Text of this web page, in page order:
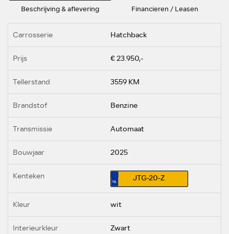
Beschrijving & aflevering
Financieren / Leasen
Carrosserie Hatchback
Prijs € 23.950,-
Tellerstand 3559 KM
Brandstof Benzine
Transmissie Automaat
Bouwjaar 2025
Kenteken JTG-20-Z
Kleur wit
Interieurkleur Zwart